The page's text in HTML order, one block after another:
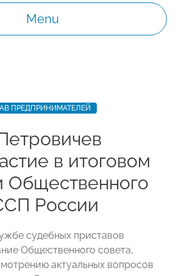
Menu
ПРЕДПРИНИМАТЕЛЕЙ
в итоговом
Общественного
России
судебных приставов
Общественного совета,
актуальных вопросов